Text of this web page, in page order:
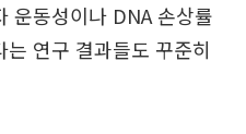
운동성이나 DNA 손상률
연구 결과들도 꾸준히